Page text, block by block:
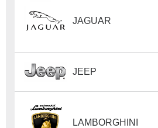
JAGUAR
JEEP
LAMBORGHINI